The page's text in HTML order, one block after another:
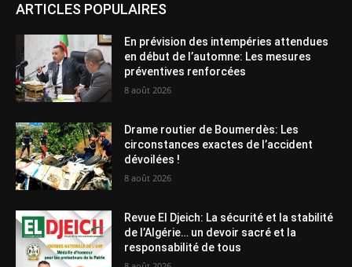
ARTICLES POPULAIRES
En prévision des intempéries attendues
en début de l’automne: Les mesures
préventives renforcées
8 août 2026
Drame routier de Boumerdès: Les
circonstances exactes de l’accident
dévoilées !
8 août 2026
Revue El Djeich: La sécurité et la stabilité
de l’Algérie… un devoir sacré et la
responsabilité de tous